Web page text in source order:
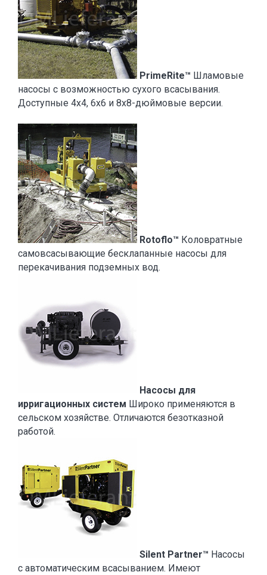
PrimeRite™ Шламовые
насосы с возможностью сухого всасывания.
Доступные 4x4, 6x6 и 8x8-дюймовые версии.
Rotoflo™ Коловратные
самовсасывающие бесклапанные насосы для
перекачивания подземных вод.
Насосы для
ирригационных систем Широко применяются в
сельском хозяйстве. Отличаются безотказной
работой.
Silent Partner™ Насосы
с автоматическим всасыванием. Имеют